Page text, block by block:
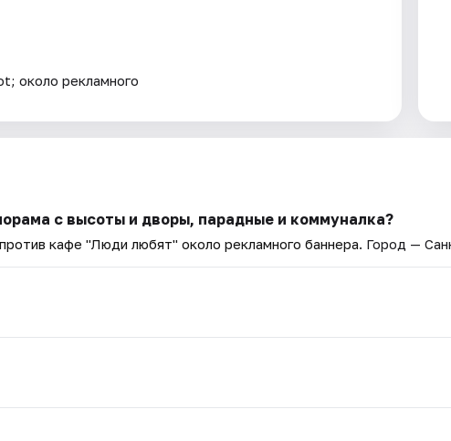
около рекламного
с высоты и дворы, парадные и коммуналка?
кафе "Люди любят" около рекламного баннера. Город —